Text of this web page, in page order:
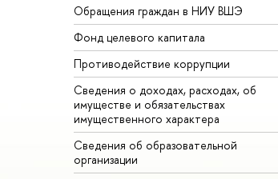
Обращения граждан в НИУ ВШЭ
Фонд целевого капитала
Противодействие коррупции
Сведения о доходах, расходах, об
имуществе и обязательствах
имущественного характера
Сведения об образовательной
организации